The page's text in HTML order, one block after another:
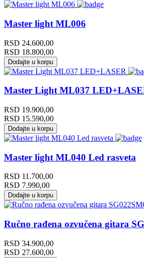
Master light ML006
RSD 24.600,00
RSD 18.800,00
Dodajte u korpu
Master Light ML037
RSD 19.900,00
RSD 15.590,00
Dodajte u korpu
Master light ML040 Led rasveta
RSD 11.700,00
RSD 7.990,00
Dodajte u korpu
Ručno rađena ozvučena gitara
RSD 34.900,00
RSD 27.600,00